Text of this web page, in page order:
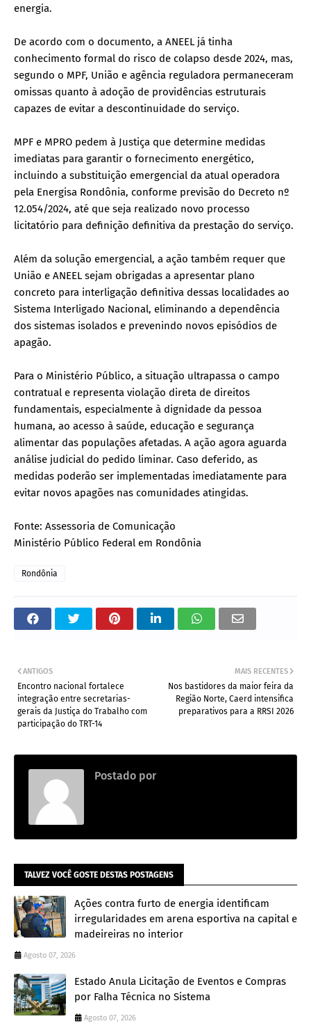
energia.
De acordo com o documento, a ANEEL já tinha
conhecimento formal do risco de colapso desde 2024, mas,
segundo o MPF, União e agência reguladora permaneceram
omissas quanto à adoção de providências estruturais
capazes de evitar a descontinuidade do serviço.
MPF e MPRO pedem à Justiça que determine medidas
imediatas para garantir o fornecimento energético,
incluindo a substituição emergencial da atual operadora
pela Energisa Rondônia, conforme previsão do Decreto nº
12.054/2024, até que seja realizado novo processo
licitatório para definição definitiva da prestação do serviço.
Além da solução emergencial, a ação também requer que
União e ANEEL sejam obrigadas a apresentar plano
concreto para interligação definitiva dessas localidades ao
Sistema Interligado Nacional, eliminando a dependência
dos sistemas isolados e prevenindo novos episódios de
apagão.
Para o Ministério Público, a situação ultrapassa o campo
contratual e representa violação direta de direitos
fundamentais, especialmente à dignidade da pessoa
humana, ao acesso à saúde, educação e segurança
alimentar das populações afetadas. A ação agora aguarda
análise judicial do pedido liminar. Caso deferido, as
medidas poderão ser implementadas imediatamente para
evitar novos apagões nas comunidades atingidas.
Fonte: Assessoria de Comunicação
Ministério Público Federal em Rondônia
Rondônia
MAIS RECENTES
Nos bastidores da maior feira da
Região Norte, Caerd intensifica
preparativos para a RRSI 2026
ANTIGOS
Encontro nacional fortalece
integração entre secretarias-
gerais da Justiça do Trabalho com
participação do TRT-14
Postado por
TALVEZ VOCÊ GOSTE DESTAS POSTAGENS
Ações contra furto de energia identificam
irregularidades em arena esportiva na capital e
madeireiras no interior
Agosto 07, 2026
Estado Anula Licitação de Eventos e Compras
por Falha Técnica no Sistema
Agosto 07, 2026